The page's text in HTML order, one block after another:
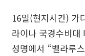
16일(현지시간) 가
라이나 국경수비대
성명에서 “벨라루